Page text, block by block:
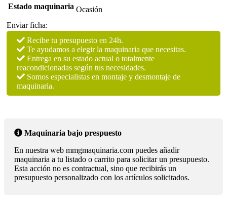
Estado maquinaria Ocasión
Enviar ficha:
Recibe tu presupuesto en 24h.
Te ayudamos a elegir la maquinaria que necesitas.
Entrega en su estado actual o totalmente
reacondicionadas según tus necesidades.
Somos especialistas en montaje y desmontaje de
maquinaria.
Maquinaria bajo prespuesto
En nuestra web mmgmaquinaria.com puedes añadir
maquinaria a tu listado o carrito para solicitar un presupuesto.
Esta acción no es contractual, sino que recibirás un
presupuesto personalizado con los artículos solicitados.